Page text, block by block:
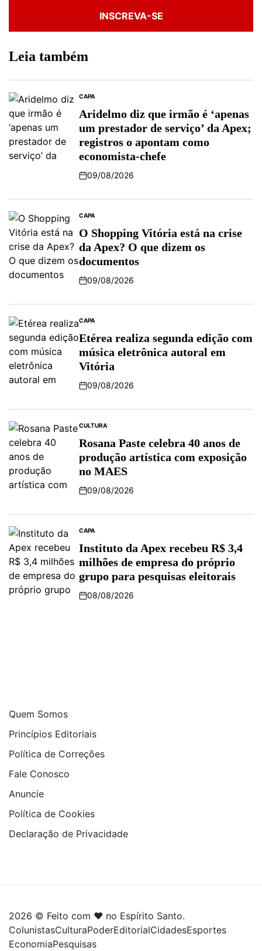
INSCREVA-SE
Leia também
CAPA
Aridelmo diz que irmão é ‘apenas
um prestador de serviço’ da Apex;
registros o apontam como
economista-chefe
09/08/2026
CAPA
O Shopping Vitória está na crise
da Apex? O que dizem os
documentos
09/08/2026
CAPA
Etérea realiza segunda edição com
música eletrônica autoral em
Vitória
09/08/2026
CULTURA
Rosana Paste celebra 40 anos de
produção artística com exposição
no MAES
09/08/2026
CAPA
Instituto da Apex recebeu R$ 3,4
milhões de empresa do próprio
grupo para pesquisas eleitorais
08/08/2026
Quem Somos
Princípios Editoriais
Política de Correções
Fale Conosco
Anuncie
Política de Cookies
Declaração de Privacidade
2026 © Feito com ❤️ no Espírito Santo.
ColunistasCulturaPoderEditorialCidadesEsportes
EconomiaPesquisas